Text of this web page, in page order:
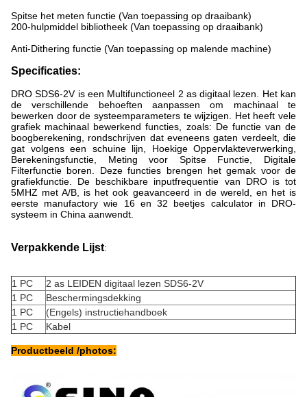
Spitse het meten functie (Van toepassing op draaibank)
200-hulpmiddel bibliotheek (Van toepassing op draaibank)
Anti-Dithering functie (Van toepassing op malende machine)
Specificaties:
DRO SDS6-2V is een Multifunctioneel 2 as digitaal lezen. Het kan
de verschillende behoeften aanpassen om machinaal te
bewerken door de systeemparameters te wijzigen. Het heeft vele
grafiek machinaal bewerkend functies, zoals: De functie van de
boogberekening, rondschrijven dat eveneens gaten verdeelt, die
gat volgens een schuine lijn, Hoekige Oppervlakteverwerking,
Berekeningsfunctie, Meting voor Spitse Functie, Digitale
Filterfunctie boren. Deze functies brengen het gemak voor de
grafiekfunctie. De beschikbare inputfrequentie van DRO is tot
5MHZ met A/B, is het ook geavanceerd in de wereld, en het is
eerste manufactory wie 16 en 32 beetjes calculator in DRO-
systeem in China aanwendt.
Verpakkende Lijst:
1 PC
2 as LEIDEN digitaal lezen SDS6-2V
1 PC
Beschermingsdekking
1 PC
(Engels) instructiehandboek
1 PC
Kabel
Productbeeld /photos: